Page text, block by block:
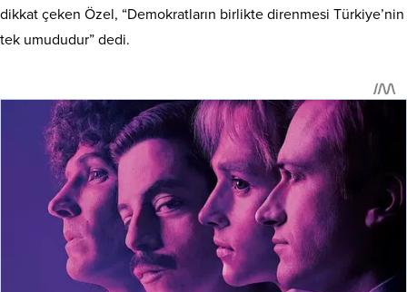
dikkat çeken Özel, “Demokratların birlikte direnmesi Türkiye’nin
tek umududur” dedi.